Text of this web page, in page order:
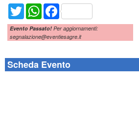
Twitter WhatsAppFacebook
Evento Passato! Per aggiornamenti:
segnalazione@eventiesagre.it
Scheda Evento